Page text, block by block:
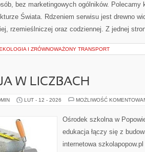
bez marketingowych ogólników. Polecamy
Świata. Rdzeniem serwisu jest drewno
rzemieślniczej oraz codziennej. Z jednej
I ZRÓWNOWAŻONY TRANSPORT
W LICZBACH
LUT - 12 - 2026 MOŻLIWOŚĆ
Ośrodek szkolna w
edukacja łączy się z
internetowa